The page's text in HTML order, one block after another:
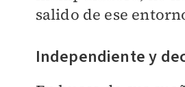
salido de ese
Independiente y